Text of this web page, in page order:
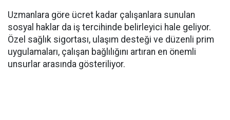
Uzmanlara göre ücret kadar çalışanlara sunulan
sosyal haklar da iş tercihinde belirleyici hale geliyor.
Özel sağlık sigortası, ulaşım desteği ve düzenli prim
uygulamaları, çalışan bağlılığını artıran en önemli
unsurlar arasında gösteriliyor.